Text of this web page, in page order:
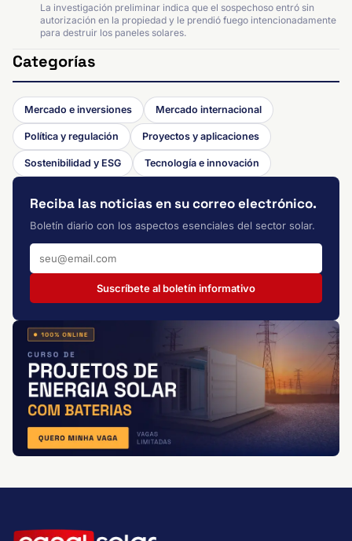
La investigación preliminar indica que el sospechoso entró sin
autorización en la propiedad y le prendió fuego intencionadamente
para destruir los paneles solares.
Categorías
Mercado e inversiones Mercado internacional
Política y regulación Proyectos y aplicaciones
Sostenibilidad y ESG Tecnología e innovación
Reciba las noticias en su correo electrónico.
Boletín diario con los aspectos esenciales del sector solar.
Suscríbete al boletín informativo